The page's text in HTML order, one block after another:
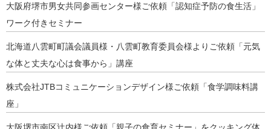
大阪府堺市男女共同参画センター様ご依頼「認知症予防の食生活」
ワーク付きセミナー
北海道八雲町町議会議員様・八雲町教育委員会様よりご依頼「元気
な体と丈夫な心は食事から」講座
株式会社JTBコミュニケーションデザイン様ご依頼「食学調味料講
座」
大阪堺市南区辻内様ご依頼「親子の食育セミナー」をクッキング体